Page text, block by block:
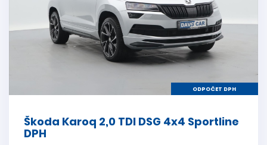
ODPOČET DPH
Škoda Karoq 2,0 TDI DSG 4x4 Sportline
DPH